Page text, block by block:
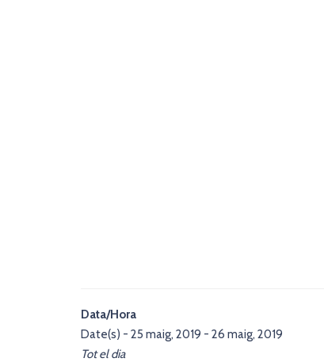
Data/Hora
Date(s) - 25 maig, 2019 - 26 maig, 2019
Tot el dia